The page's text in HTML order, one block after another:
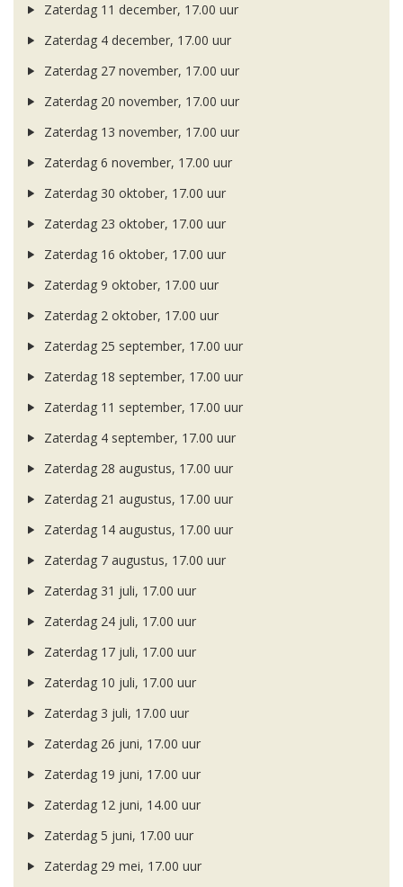
Zaterdag 11 december, 17.00 uur
Zaterdag 4 december, 17.00 uur
Zaterdag 27 november, 17.00 uur
Zaterdag 20 november, 17.00 uur
Zaterdag 13 november, 17.00 uur
Zaterdag 6 november, 17.00 uur
Zaterdag 30 oktober, 17.00 uur
Zaterdag 23 oktober, 17.00 uur
Zaterdag 16 oktober, 17.00 uur
Zaterdag 9 oktober, 17.00 uur
Zaterdag 2 oktober, 17.00 uur
Zaterdag 25 september, 17.00 uur
Zaterdag 18 september, 17.00 uur
Zaterdag 11 september, 17.00 uur
Zaterdag 4 september, 17.00 uur
Zaterdag 28 augustus, 17.00 uur
Zaterdag 21 augustus, 17.00 uur
Zaterdag 14 augustus, 17.00 uur
Zaterdag 7 augustus, 17.00 uur
Zaterdag 31 juli, 17.00 uur
Zaterdag 24 juli, 17.00 uur
Zaterdag 17 juli, 17.00 uur
Zaterdag 10 juli, 17.00 uur
Zaterdag 3 juli, 17.00 uur
Zaterdag 26 juni, 17.00 uur
Zaterdag 19 juni, 17.00 uur
Zaterdag 12 juni, 14.00 uur
Zaterdag 5 juni, 17.00 uur
Zaterdag 29 mei, 17.00 uur